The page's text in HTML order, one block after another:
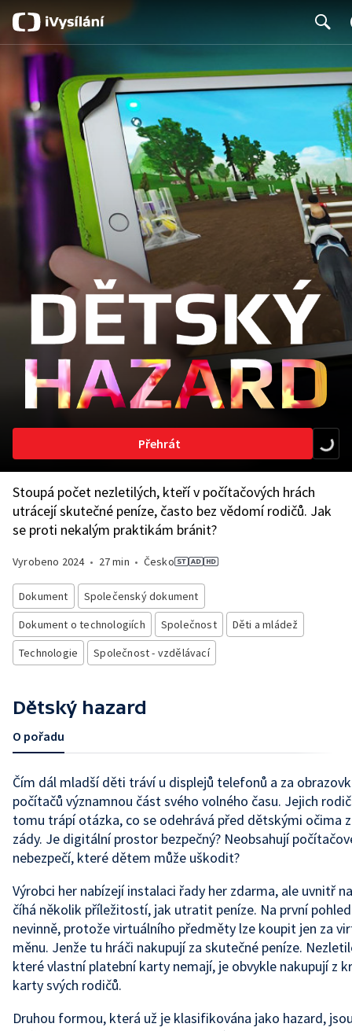
Přehrát
Stoupá počet nezletilých, kteří v počítačových hrách
utrácejí skutečné peníze, často bez vědomí rodičů. Jak
se proti nekalým praktikám bránit?
Vyrobeno 2024• 27 min • Česko
Dokument
Společenský dokument
Dokument o technologiích
Společnost
Děti a mládež
Technologie
Společnost - vzdělávací
Dětský hazard
O pořadu
Čím dál mladší děti tráví u displejů telefonů a za
počítačů významnou část svého volného času. Jejich
tomu trápí otázka, co se odehrává před dětskými očima
zády. Je digitální prostor bezpečný? Neobsahují
nebezpečí, které dětem může uškodit?
Výrobci her nabízejí instalaci řady her zdarma, ale uvnitř
číhá několik příležitostí, jak utratit peníze. Na první
nevinně, protože virtuálního předměty lze koupit jen za
měnu. Jenže tu hráči nakupují za skutečné peníze.
které vlastní platební karty nemají, je obvykle nakupují z
karty svých rodičů.
Druhou formou, která už je klasifikována jako hazard,